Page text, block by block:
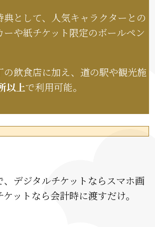
典として、人気キャラクターとの
ーや紙チケット限定のボールペン
の飲食店に加え、道の駅や観光施
以上で利用可能。
デジタルチケットならスマホ画
ットなら会計時に渡すだけ。